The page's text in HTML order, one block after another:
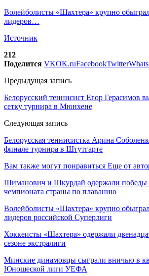
Волейболисты «Шахтера» крупно
лидеров…
Источник
212
Поделится VKOK.ruFacebookTwitter
Предыдущая запись
Белорусский теннисист Егор Герасимов
сетку турнира в Мюнхене
Следующая запись
Белорусская теннисистка Арина
финале турнира в Штутгарте
Вам также могут понравиться Еще от
Шиманович и Шкурдай одержали победы
чемпионата страны по плаванию
Волейболисты «Шахтера» крупно
лидеров российской Суперлиги
Хоккеисты «Шахтера» одержали
сезоне экстралиги
Минские динамовцы сыграли вничью в
Юношеской лиги УЕФА